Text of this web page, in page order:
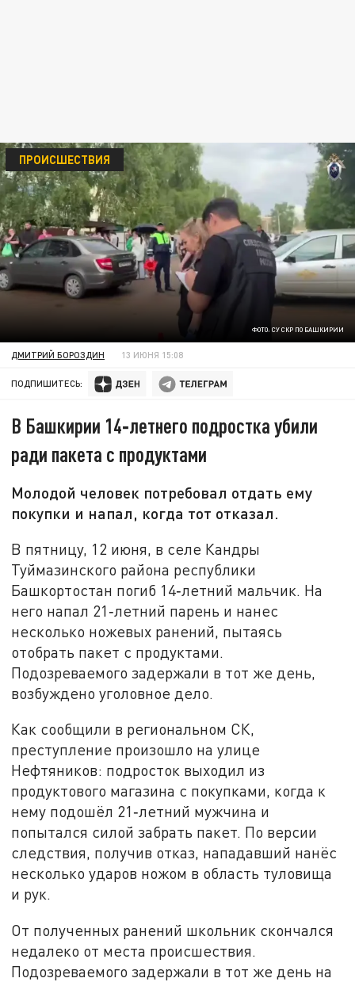
ФОТО: СУ СКР ПО БАШКИРИИ
ПРОИСШЕСТВИЯ
ДМИТРИЙ БОРОЗДИН 13 ИЮНЯ 15:08
ПОДПИШИТЕСЬ:
В Башкирии 14‑летнего подростка убили
ради пакета с продуктами
Молодой человек потребовал отдать ему
покупки и напал, когда тот отказал.
В пятницу, 12 июня, в селе Кандры
Туймазинского района республики
Башкортостан погиб 14‑летний мальчик. На
него напал 21‑летний парень и нанес
несколько ножевых ранений, пытаясь
отобрать пакет с продуктами.
Подозреваемого задержали в тот же день,
возбуждено уголовное дело.
Как сообщили в региональном СК,
преступление произошло на улице
Нефтяников: подросток выходил из
продуктового магазина с покупками, когда к
нему подошёл 21‑летний мужчина и
попытался силой забрать пакет. По версии
следствия, получив отказ, нападавший нанёс
несколько ударов ножом в область туловища
и рук.
От полученных ранений школьник скончался
недалеко от места происшествия.
Подозреваемого задержали в тот же день на